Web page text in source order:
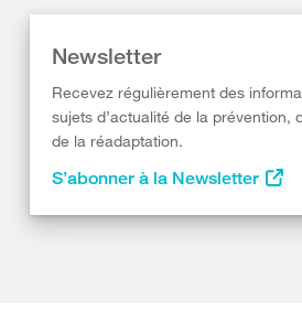
Newsletter
Recevez régulièrement des
sujets d’actualité de la prévention,
de la réadaptation.
S’abonner à la Newsletter